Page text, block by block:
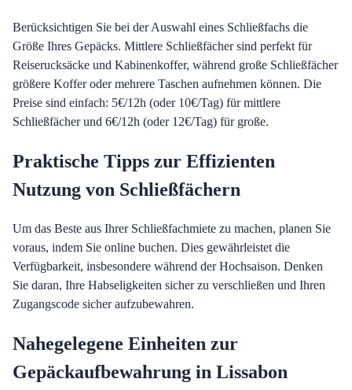
Berücksichtigen Sie bei der Auswahl eines Schließfachs die
Größe Ihres Gepäcks. Mittlere Schließfächer sind perfekt für
Reiserucksäcke und Kabinenkoffer, während große Schließfächer
größere Koffer oder mehrere Taschen aufnehmen können. Die
Preise sind einfach: 5€/12h (oder 10€/Tag) für mittlere
Schließfächer und 6€/12h (oder 12€/Tag) für große.
Praktische Tipps zur Effizienten
Nutzung von Schließfächern
Um das Beste aus Ihrer Schließfachmiete zu machen, planen Sie
voraus, indem Sie online buchen. Dies gewährleistet die
Verfügbarkeit, insbesondere während der Hochsaison. Denken
Sie daran, Ihre Habseligkeiten sicher zu verschließen und Ihren
Zugangscode sicher aufzubewahren.
Nahegelegene Einheiten zur
Gepäckaufbewahrung in Lissabon